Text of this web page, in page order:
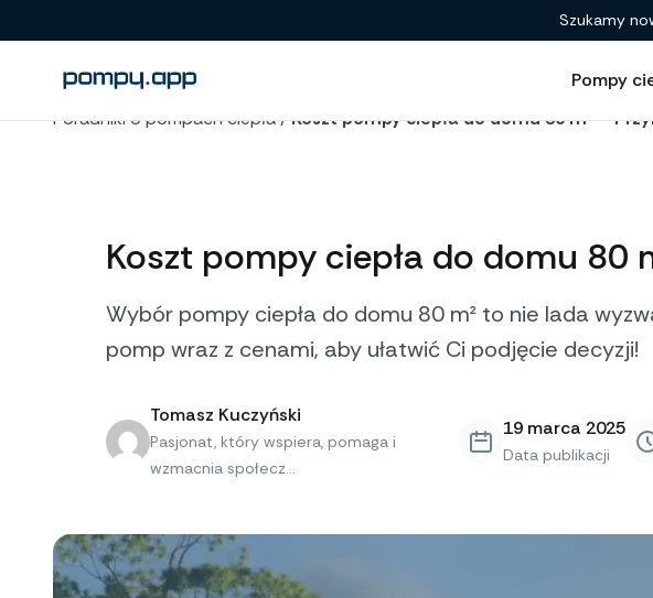
Szukamy
Pompy
Poradniki o pompach ciepła/Koszt pompy ciepła do domu 80 m² –
Koszt pompy ciepła do domu 80
Wybór pompy ciepła do domu 80 m² to nie lada
pomp wraz z cenami, aby ułatwić Ci podjęcie decyzji!
Tomasz Kuczyński
Pasjonat, który wspiera, pomaga i
wzmacnia społecz...
19 marca 2025
Data publikacji